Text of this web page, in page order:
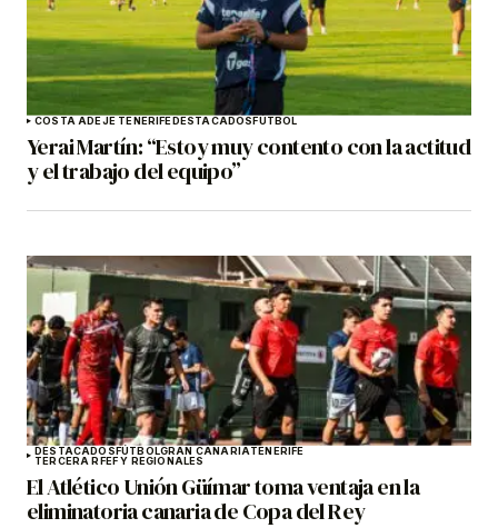
COSTA ADEJE TENERIFEDESTACADOSFÚTBOL
Yerai Martín: “Estoy muy contento con la actitud
y el trabajo del equipo”
DESTACADOSFÚTBOLGRAN CANARIATENERIFE
TERCERA RFEF Y REGIONALES
El Atlético Unión Güímar toma ventaja en la
eliminatoria canaria de Copa del Rey